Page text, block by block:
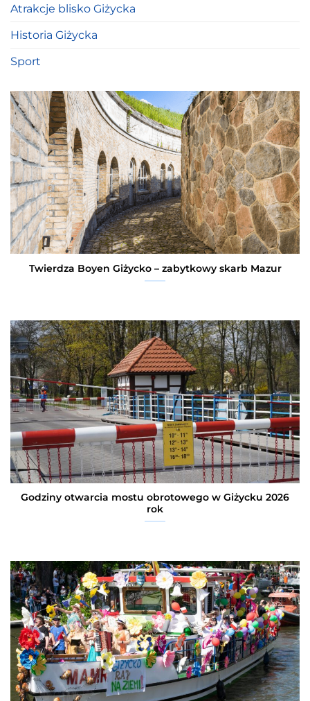
Atrakcje blisko Giżycka
Historia Giżycka
Sport
Twierdza Boyen Giżycko – zabytkowy skarb Mazur
Godziny otwarcia mostu obrotowego w Giżycku 2026
rok